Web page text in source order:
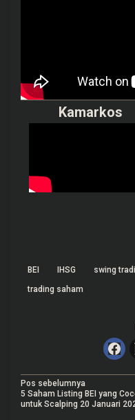
Kamarkos
BEI IHSG swing
trading saham
N
a
Pos sebelumnya
5 Saham Listing BEI yang
untuk Scalping 20 Januari